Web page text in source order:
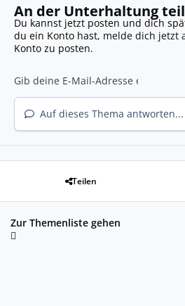
An der Unterhaltung
Du kannst jetzt posten und dich
du ein Konto hast, melde dich jetzt
Konto zu posten.
Auf dieses Thema antworten...
Teilen
Zur Themenliste gehen